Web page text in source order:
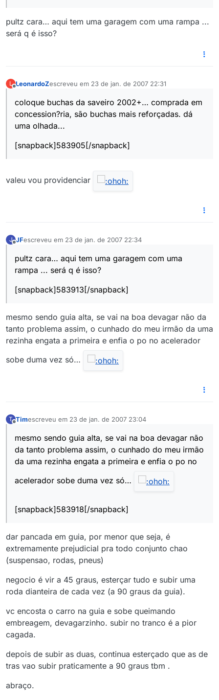
pultz cara… aqui tem uma garagem com uma rampa ...
será q é isso?
L LeonardoZescreveu em 23 de jan. de 2007 22:31
última edição por
coloque buchas da saveiro 2002+… comprada em
concession?ria, são buchas mais reforçadas. dá
uma olhada...
[snapback]583905[/snapback]
valeu vou providenciar
J JFescreveu em 23 de jan. de 2007 22:34
última edição por
pultz cara… aqui tem uma garagem com uma
rampa ... será q é isso?
[snapback]583913[/snapback]
mesmo sendo guia alta, se vai na boa devagar não da
tanto problema assim, o cunhado do meu irmão da uma
rezinha engata a primeira e enfia o po no acelerador
sobe duma vez só…
T Timescreveu em 23 de jan. de 2007 23:04
última edição por
mesmo sendo guia alta, se vai na boa devagar não
da tanto problema assim, o cunhado do meu irmão
da uma rezinha engata a primeira e enfia o po no
acelerador sobe duma vez só…
[snapback]583918[/snapback]
dar pancada em guia, por menor que seja, é
extremamente prejudicial pra todo conjunto chao
(suspensao, rodas, pneus)
negocio é vir a 45 graus, esterçar tudo e subir uma
roda dianteira de cada vez (a 90 graus da guia).
vc encosta o carro na guia e sobe queimando
embreagem, devagarzinho. subir no tranco é a pior
cagada.
depois de subir as duas, continua esterçado que as de
tras vao subir praticamente a 90 graus tbm .
abraço.